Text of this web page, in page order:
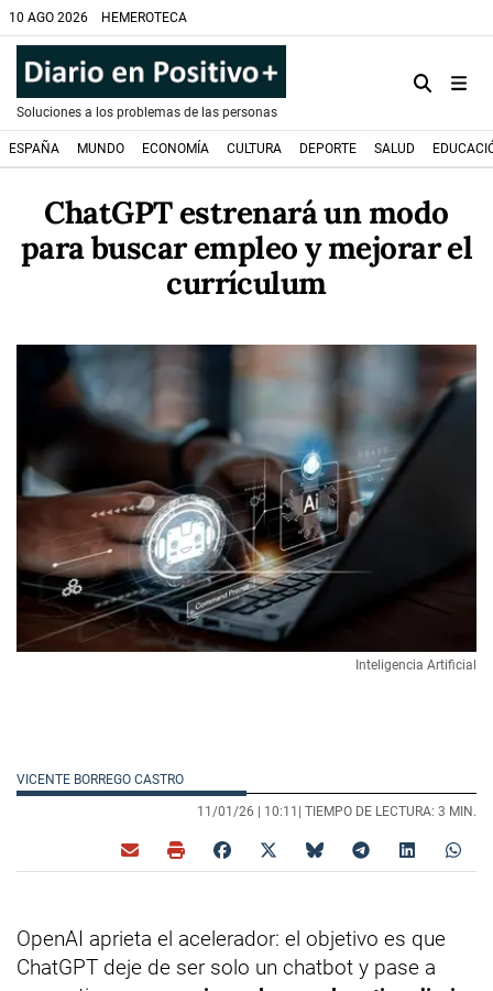
10 AGO 2026 HEMEROTECA
Soluciones a los problemas de las personas
ESPAÑA MUNDO ECONOMÍA CULTURA DEPORTE SALUD
ChatGPT estrenará un modo
para buscar empleo y mejorar el
currículum
Inteligencia Artificial
VICENTE BORREGO CASTRO
11/01/26 | 10:11 | TIEMPO DE LECTURA: 3 MIN.
OpenAI aprieta el acelerador: el objetivo es que
ChatGPT deje de ser solo un chatbot y pase a